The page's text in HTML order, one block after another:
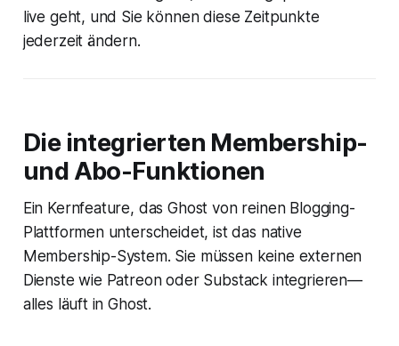
live geht, und Sie können diese Zeitpunkte
jederzeit ändern.
Die integrierten Membership-
und Abo-Funktionen
Ein Kernfeature, das Ghost von reinen Blogging-
Plattformen unterscheidet, ist das native
Membership-System. Sie müssen keine externen
Dienste wie Patreon oder Substack integrieren—
alles läuft in Ghost.